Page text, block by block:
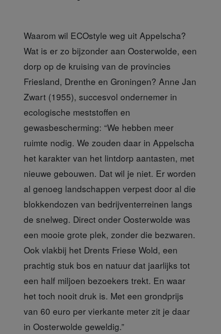
Waarom wil ECOstyle weg uit Appelscha?
Wat is er zo bijzonder aan Oosterwolde, een
dorp op de kruising van de provincies
Friesland, Drenthe en Groningen? Anne Jan
Zwart (1955), succesvol ondernemer in
ecologische meststoffen en
gewasbescherming: “We hebben meer
ruimte nodig. We zouden daar in Appelscha
het karakter van het lintdorp aantasten, met
nieuwe gebouwen. Dat wil je niet. Er worden
al genoeg landschappen verpest door al die
blokkendozen van bedrijventerreinen langs
de snelweg. Direct onder Oosterwolde was
een mooie grote plek, zonder die bezwaren.
Ook vlakbij het Drents Friese Wold, een
prachtig stuk bos en natuur dat jaarlijks tot
een half miljoen bezoekers trekt. En waar
het toch nooit druk is. Met een grondprijs
van 60 euro per vierkante meter zit je daar
in Oosterwolde geweldig.”